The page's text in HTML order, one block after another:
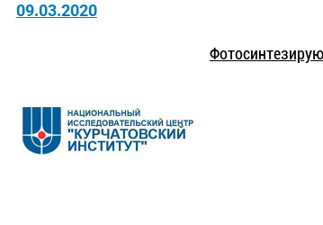
09.03.2020